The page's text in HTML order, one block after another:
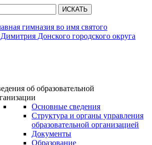
ИСКАТЬ
об образовательной
Основные сведения
Структура и органы управления
образовательной организацией
Документы
Образование